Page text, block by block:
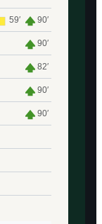
59′ 90′
90′
82′
90′
90′